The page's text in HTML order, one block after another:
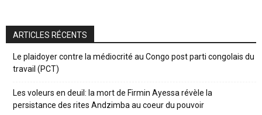
ARTICLES RÉCENTS
Le plaidoyer contre la médiocrité au Congo post parti congolais du
travail (PCT)
Les voleurs en deuil: la mort de Firmin Ayessa révèle la
persistance des rites Andzimba au coeur du pouvoir